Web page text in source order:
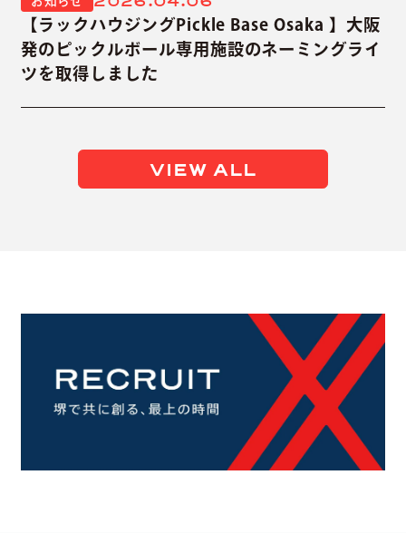
【ラックハウジングPickle Base Osaka 】大阪
発のピックルボール専用施設のネーミングライ
ツを取得しました
VIEW ALL